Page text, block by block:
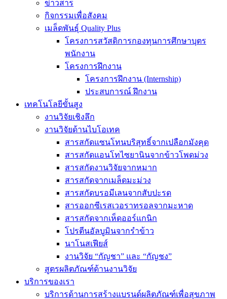
ข่าวสาร
กิจกรรมเพื่อสังคม
เมล็ดพันธุ์ Quality Plus
โครงการสวัสดิการกองทุนการศึกษาบุตร
พนักงาน
โครงการฝึกงาน
โครงการฝึกงาน (Internship)
ประสบการณ์ ฝึกงาน
เทคโนโลยีขั้นสูง
งานวิจัยเชิงลึก
งานวิจัยด้านไบโอเทค
สารสกัดแซนโทนบริสุทธิ์จากเปลือกมังคุด
สารสกัดแอนโทไซยานินจากข้าวโพดม่วง
สารสกัดงานวิจัยจากหมาก
สารสกัดจากเมล็ดมะม่วง
สารสกัดบรอมีเลนจากสับปะรด
สารออกซีเรสเวอราทรอลจากมะหาด
สารสกัดจากเห็ดออร์แกนิก
โปรตีนอัลบูมินจากรำข้าว
นาโนสเฟียส์
งานวิจัย “กัญชา” และ “กัญชง”
สูตรผลิตภัณฑ์ด้านงานวิจัย
บริการของเรา
บริการด้านการสร้างแบรนด์ผลิตภัณฑ์เพื่อสุขภาพ